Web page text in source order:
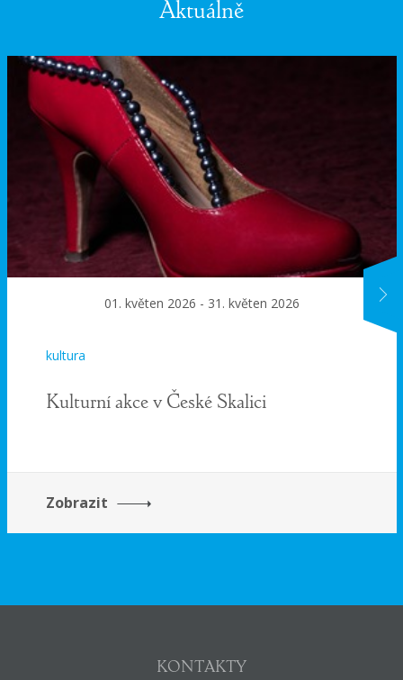
Aktuálně
01. květen 2026 - 31. květen 2026
kultura
Kulturní akce v České Skalici
Zobrazit
KONTAKTY